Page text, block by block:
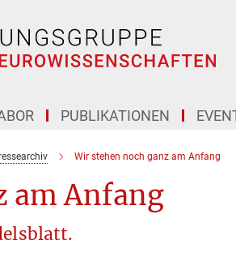
PUBLIKATIONEN
Wir stehen noch ganz am Anfang
am Anfang